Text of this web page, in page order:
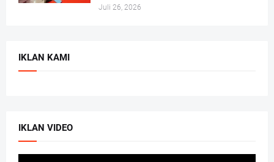
Juli 26, 2026
IKLAN KAMI
IKLAN VIDEO